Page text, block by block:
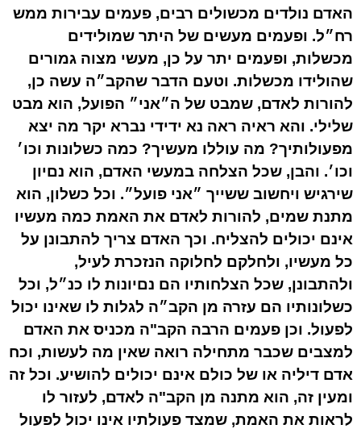
האדם נולדים מכשולים רבים, פעמים עבירות ממש
רח״ל. ופעמים מעשים של היתר שמולידים
מכשלות, ופעמים יתר על כן, מעשי מצוה גמורים
שהולידו מכשלות. וטעם הדבר שהקב״ה עשה כן,
להורות לאדם, שמבט של ה״אני״ הפועל, הוא מבט
שלילי. והא ראיה ראה נא ידידי נברא יקר מה יצא
מפעולותיך? מה עוללו מעשיך? כמה כשלונות וכו׳
וכו׳. והבן, שכל הצלחה במעשי האדם, הוא נםיון
שירגיש ויחשוב ששייך ״אני פועל״. וכל כשלון, הוא
מתנת שמים, להורות לאדם את האמת כמה מעשיו
אינם יכולים להצליח. וכך האדם צריך להתבונן על
כל מעשיו, ולחלקם לחלוקה הנזכרת לעיל,
ולהתבונן, שכל הצלחותיו הם נםיונות לו כנ״ל, וכל
כשלונותיו הם עזרה מן הקב״ה לגלות לו שאינו יכול
לפעול. וכן פעמים הרבה הקב"ה מכניס את האדם
למצבים שכבר מתחילה רואה שאין מה לעשות, וכח
אדם דיליה או של כולם אינם יכולים להושיע. וכל זה
ומעין זה, הוא מתנה מן הקב"ה לאדם, לעזור לו
לראות את האמת, שמצד פעולתיו אינו יכול לפעול